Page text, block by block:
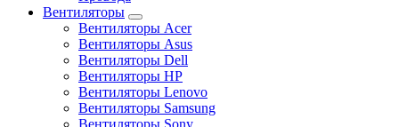
Вентиляторы
Вентиляторы Acer
Вентиляторы Asus
Вентиляторы Dell
Вентиляторы HP
Вентиляторы Lenovo
Вентиляторы Samsung
Вентиляторы Sony